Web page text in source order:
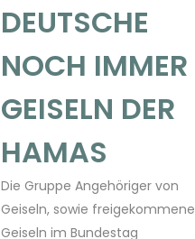
DEUTSCHE
NOCH IMMER
GEISELN DER
HAMAS
Die Gruppe Angehöriger von
Geiseln, sowie freigekommene
Geiseln im Bundestag